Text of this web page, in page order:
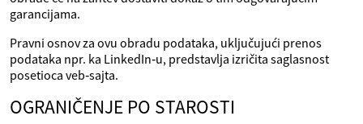
garancijama.
Pravni osnov za ovu obradu podataka, uključujući prenos
podataka npr. ka LinkedIn‑u, predstavlja izričita saglasnost
posetioca veb‑sajta.
OGRANIČENJE PO STAROSTI